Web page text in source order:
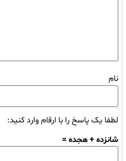
نام
لطفا یک پاسخ را با ارقام وارد کنید:
شانزده + هجده =